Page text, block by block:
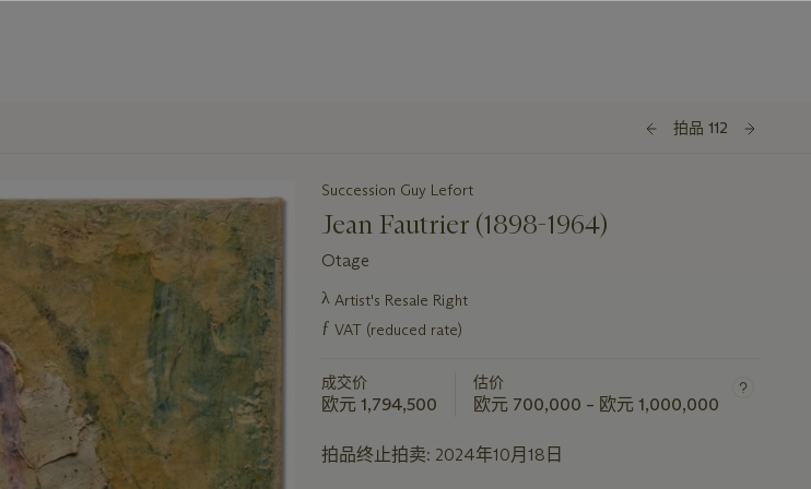
拍品 112
Succession Guy Lefort
Jean Fautrier (1898-1964)
Otage
关
于
拍
品
要
λ Artist's Resale Right
ƒ VAT (reduced rate)
成交价
欧元 1,794,500
估价
欧元 700,000 – 欧元 1,000,000
拍品终止拍卖: 2024年10月18日